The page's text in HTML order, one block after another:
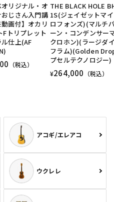
オリジナル・オ
じさん入門講
画付】オカリ
Fトリプレット
仕上(AF
（税込）
THE BLACK HOLE
1S(ジェイゼットマ
ロフォンズ)(マルチ
ーン・コンデンサー
クロホン)(ラージダ
フラム)(Golden
プセルテクノロジー)
¥264,000 （税込）
アコギ/エレアコ
ウクレレ